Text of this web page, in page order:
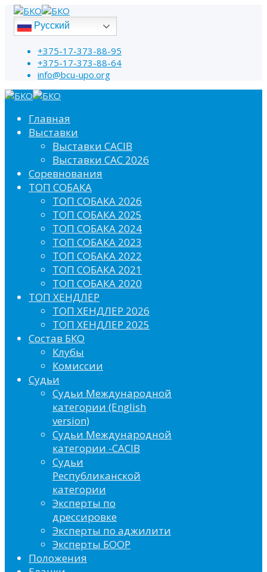
Русский
+375-17-373-88-95
+375-17-373-88-64
info@bcu-upo.org
Главная
Выставки
Выставки CACIB
Выставки САС 2026
Соревнования
ТОП СОБАКА
ТОП СОБАКА 2026
ТОП СОБАКА 2025
ТОП СОБАКА 2024
ТОП СОБАКА 2023
ТОП СОБАКА 2022
ТОП СОБАКА 2021
ТОП СОБАКА 2020
ТОП ХЕНДЛЕР
ТОП ХЕНДЛЕР 2026
ТОП ХЕНДЛЕР 2025
Состав БКО
Клубы
Комиссии
Судьи
Судьи Международной
категории (English
version)
Судьи Международной
категории -CACIB
Судьи
Республиканской
категории
Эксперты по
дрессировке
Эксперты по аджилити
Эксперты БООР
Положения